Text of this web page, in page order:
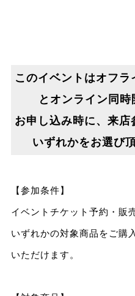
このイベントはオフ
とオンライン同時
お申し込み時に、来
いずれかをお選び
【参加条件】
イベントチケット予約・販
いずれかの対象商品をご購
いただけます。